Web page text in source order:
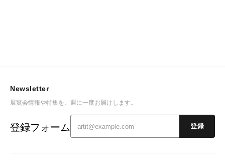
Newsletter
展覧会情報や特集を、週に一度お届けします。
登録フォーム 登録